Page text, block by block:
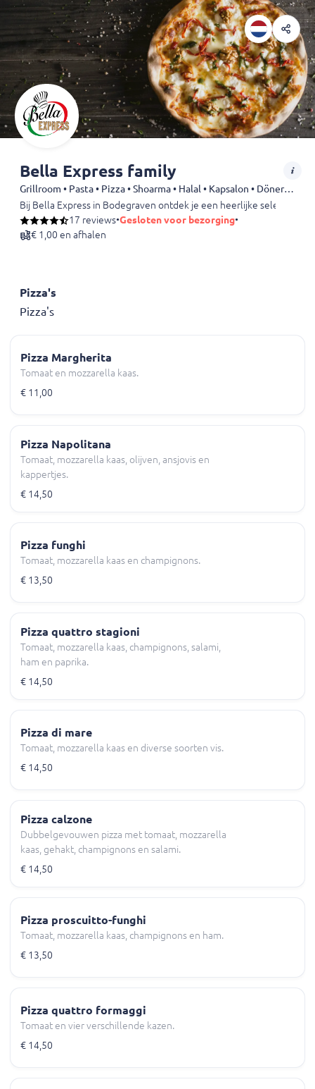
Bella Express family
Grillroom • Pasta • Pizza • Shoarma • Halal • Kapsalon • Döner • Dürüm • Kebab • Drankjes
Bij Bella Express in Bodegraven ontdek je een heerlijke selectie
17 reviews•Gesloten voor bezorging•
€ 1,00 en afhalen
Pizza's
Pizza's
Pizza Margherita
Tomaat en mozzarella kaas.
€ 11,00
Pizza Napolitana
Tomaat, mozzarella kaas, olijven, ansjovis en
kappertjes.
€ 14,50
Pizza funghi
Tomaat, mozzarella kaas en champignons.
€ 13,50
Pizza quattro stagioni
Tomaat, mozzarella kaas, champignons, salami,
ham en paprika.
€ 14,50
Pizza di mare
Tomaat, mozzarella kaas en diverse soorten vis.
€ 14,50
Pizza calzone
Dubbelgevouwen pizza met tomaat, mozzarella
kaas, gehakt, champignons en salami.
€ 14,50
Pizza proscuitto-funghi
Tomaat, mozzarella kaas, champignons en ham.
€ 13,50
Pizza quattro formaggi
Tomaat en vier verschillende kazen.
€ 14,50